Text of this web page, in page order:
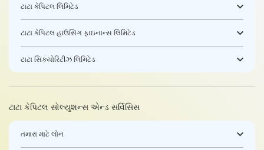
ટાટા કેપિટલ લિમિટેડ
ટાટા કેપિટલ હાઉસિંગ ફાઇનાન્સ લિમિટેડ
ટાટા સિક્યોરિટીઝ લિમિટેડ
ટાટા કેપિટલ સોલ્યુશન્સ એન્ડ સર્વિસિસ
તમારા માટે લોન